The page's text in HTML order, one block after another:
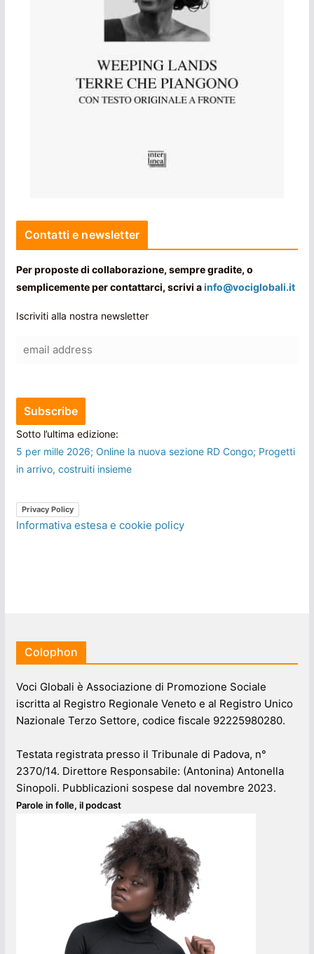
Contatti e newsletter
Per proposte di collaborazione, sempre gradite, o
semplicemente per contattarci, scrivi ainfo@vociglobali.it
Iscriviti alla nostra newsletter
Sotto l’ultima edizione:
5 per mille 2026; Online la nuova sezione RD Congo; Progetti
in arrivo, costruiti insieme
Privacy Policy
Informativa estesa e cookie policy
Colophon
Voci Globali è Associazione di Promozione Sociale
iscritta al Registro Regionale Veneto e al Registro Unico
Nazionale Terzo Settore, codice fiscale 92225980280.
Testata registrata presso il Tribunale di Padova, n°
2370/14. Direttore Responsabile: (Antonina) Antonella
Sinopoli. Pubblicazioni sospese dal novembre 2023.
Parole in folle, il podcast